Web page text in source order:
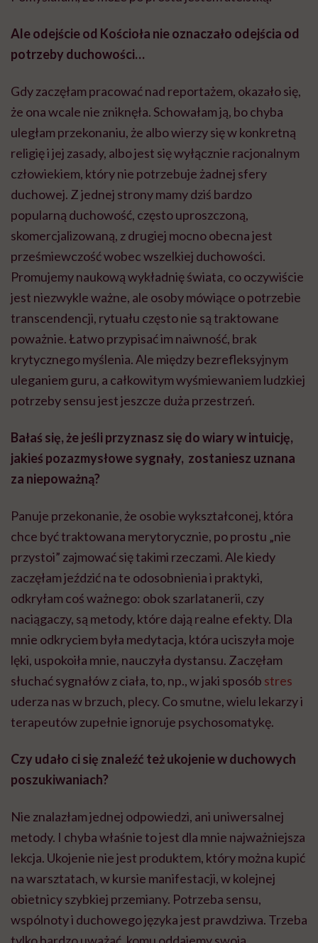
Ale odejście od Kościoła nie oznaczało odejścia od
potrzeby duchowości…
Gdy zaczęłam pracować nad reportażem, okazało się,
że ona wcale nie zniknęła. Schowałam ją, bo chyba
uległam przekonaniu, że albo wierzy się w konkretną
religię i jej zasady, albo jest się wyłącznie racjonalnym
człowiekiem, który nie potrzebuje żadnej sfery
duchowej. Z jednej strony mamy dziś bardzo
popularną duchowość, często uproszczoną,
skomercjalizowaną, z drugiej mocno obecna jest
prześmiewczość wobec wszelkiej duchowości.
Promujemy naukową wykładnię świata, co oczywiście
jest niezwykle ważne, ale osoby mówiące o potrzebie
transcendencji, rytuału często nie są traktowane
poważnie. Łatwo przypisać im naiwność, brak
krytycznego myślenia. Ale między bezrefleksyjnym
uleganiem guru, a całkowitym wyśmiewaniem ludzkiej
potrzeby sensu jest jeszcze duża przestrzeń.
Bałaś się, że jeśli przyznasz się do wiary w intuicję,
jakieś pozazmysłowe sygnały, zostaniesz uznana
za niepoważną?
Panuje przekonanie, że osobie wykształconej, która
chce być traktowana merytorycznie, po prostu „nie
przystoi” zajmować się takimi rzeczami. Ale kiedy
zaczęłam jeździć na te odosobnienia i praktyki,
odkryłam coś ważnego: obok szarlatanerii, czy
naciągaczy, są metody, które dają realne efekty. Dla
mnie odkryciem była medytacja, która uciszyła moje
lęki, uspokoiła mnie, nauczyła dystansu. Zaczęłam
słuchać sygnałów z ciała, to, np., w jaki sposób stres
uderza nas w brzuch, plecy. Co smutne, wielu lekarzy i
terapeutów zupełnie ignoruje psychosomatykę.
Czy udało ci się znaleźć też ukojenie w duchowych
poszukiwaniach?
Nie znalazłam jednej odpowiedzi, ani uniwersalnej
metody. I chyba właśnie to jest dla mnie najważniejsza
lekcja. Ukojenie nie jest produktem, który można kupić
na warsztatach, w kursie manifestacji, w kolejnej
obietnicy szybkiej przemiany. Potrzeba sensu,
wspólnoty i duchowego języka jest prawdziwa. Trzeba